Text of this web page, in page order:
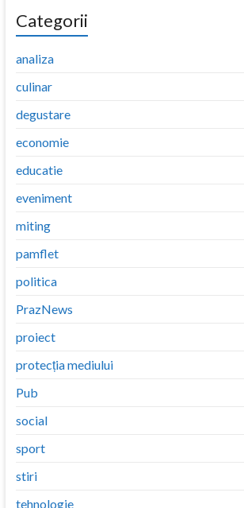
Categorii
analiza
culinar
degustare
economie
educatie
eveniment
miting
pamflet
politica
PrazNews
proiect
protecția mediului
Pub
social
sport
stiri
tehnologie